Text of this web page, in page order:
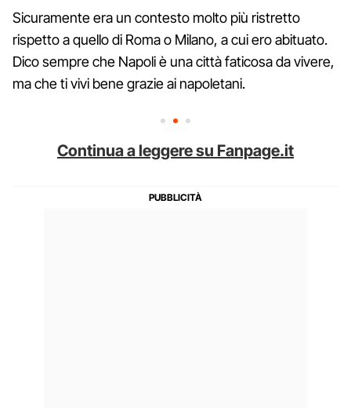
Sicuramente era un contesto molto più ristretto
rispetto a quello di Roma o Milano, a cui ero abituato.
Dico sempre che Napoli è una città faticosa da vivere,
ma che ti vivi bene grazie ai napoletani.
Continua a leggere su Fanpage.it